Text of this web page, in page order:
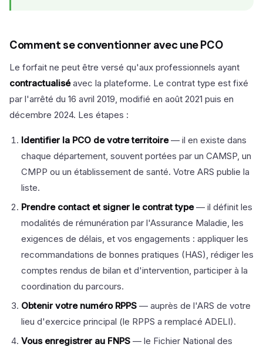
Comment se conventionner avec une PCO
Le forfait ne peut être versé qu'aux professionnels ayant
contractualiséavec la plateforme. Le contrat type est fixé
par l'arrêté du 16 avril 2019, modifié en août 2021 puis en
décembre 2024. Les étapes :
Identifier la PCO de votre territoire— il en existe dans
chaque département, souvent portées par un CAMSP, un
CMPP ou un établissement de santé. Votre ARS publie la
liste.
Prendre contact et signer le contrat type— il définit les
modalités de rémunération par l'Assurance Maladie, les
exigences de délais, et vos engagements : appliquer les
recommandations de bonnes pratiques (HAS), rédiger les
comptes rendus de bilan et d'intervention, participer à la
coordination du parcours.
Obtenir votre numéro RPPS — auprès de l'ARS de votre
lieu d'exercice principal (le RPPS a remplacé ADELI).
Vous enregistrer au FNPS — le Fichier National des